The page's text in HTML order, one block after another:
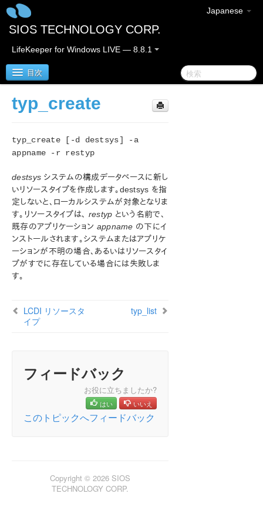
Japanese
SIOS TECHNOLOGY CORP.
LifeKeeper for Windows LIVE — 8.8.1
目次
SIOS Protection Suite for Windows
SIOS Protection Suite for Windows リリースノート
ガイド
AWS Direct Connect クイックスタートガイド
AWS VPC ピア接続クイックスタートガイド
Microsoft Azure 動作検証ガイド
SIOS Protection Suite for Windows テクニカルドキュ
メンテーション
SIOS Protection Suite の管理の概要
GUI による管理作業
リソース階層に関連する作業
マニュアルページ
LCD - その他の LCD プログラム
LCDI リソースタイプ
typ_create
typ_create
typ_create [-d destsys] -a
appname -r restyp
destsys システムの構成データベースに新し
いリソースタイプを作成します。destsys を指
定しないと、ローカルシステムが対象となりま
す。リソースタイプは、 restyp という名前で、
既存のアプリケーション appname の下にイ
ンストールされます。システムまたはアプリケ
ーションが不明の場合、あるいはリソースタイ
プがすでに存在している場合には失敗しま
す。
LCDI リソースタ
イプ
typ_list
フィードバック
お役に立ちましたか?
はい いいえ
このトピックへフィードバック
Copyright © 2026 SIOS
TECHNOLOGY CORP.